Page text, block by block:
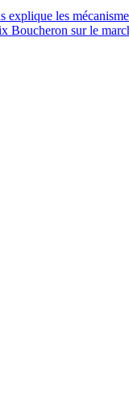
explique les
Boucheron sur le